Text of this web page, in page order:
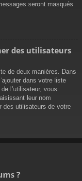
seront masqués
des utilisateurs
de deux manières. Dans
dans votre liste
l’utilisateur, vous
leur nom
des utilisateurs de votre
?